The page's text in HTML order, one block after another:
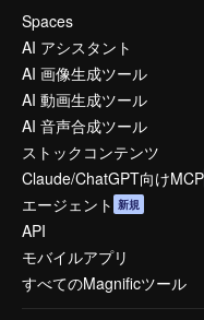
Spaces
AI アシスタント
AI 画像生成ツール
AI 動画生成ツール
AI 音声合成ツール
ストックコンテンツ
Claude/ChatGPT向けMCP
エージェント 新規
API
モバイルアプリ
すべてのMagnificツール